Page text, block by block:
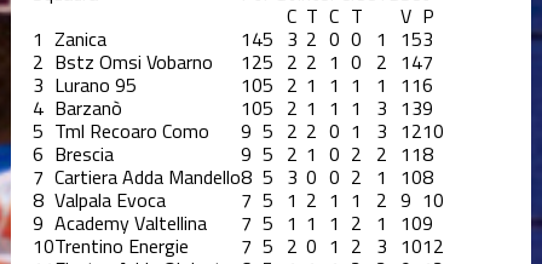
C T C T V P
1 Zanica 145 3 2 0 0 1 153
2 Bstz Omsi Vobarno 125 2 2 1 0 2 147
3 Lurano 95 105 2 1 1 1 1 116
4 Barzanò 105 2 1 1 1 3 139
5 Tml Recoaro Como 9 5 2 2 0 1 3 1210
6 Brescia 9 5 2 1 0 2 2 118
7 Cartiera Adda Mandello8 5 3 0 0 2 1 108
8 Valpala Evoca 7 5 1 2 1 1 2 9 10
9 Academy Valtellina 7 5 1 1 1 2 1 109
10Trentino Energie 7 5 2 0 1 2 3 1012